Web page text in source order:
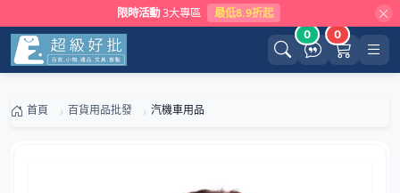
限時活動 3大專區 最低8.9折起
0 0
首頁 百貨用品批發 汽機車用品